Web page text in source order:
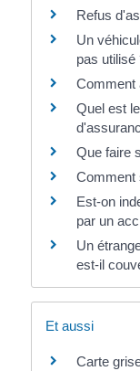
Refus
Un
pas utilisé
Comment
Quel est
Que faire
Comment
Est-on
par un
Un
est-il
Et aussi
Carte